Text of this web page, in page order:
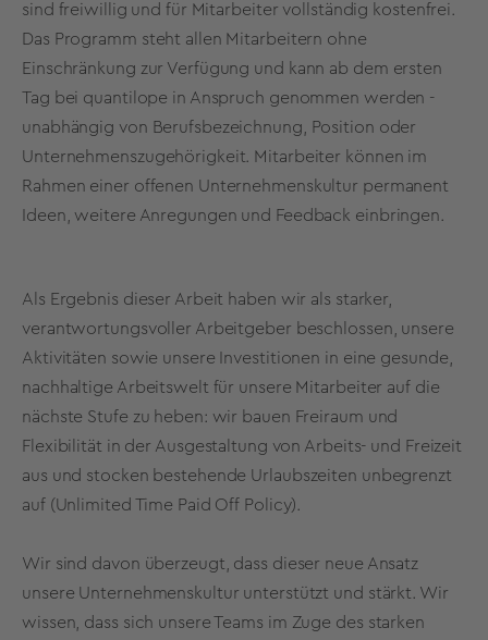
sind freiwillig und für Mitarbeiter vollständig kostenfrei.
Das Programm steht allen Mitarbeitern ohne
Einschränkung zur Verfügung und kann ab dem ersten
Tag bei quantilope in Anspruch genommen werden -
unabhängig von Berufsbezeichnung, Position oder
Unternehmenszugehörigkeit. Mitarbeiter können im
Rahmen einer offenen Unternehmenskultur permanent
Ideen, weitere Anregungen und Feedback einbringen.
Als Ergebnis dieser Arbeit haben wir als starker,
verantwortungsvoller Arbeitgeber beschlossen, unsere
Aktivitäten sowie unsere Investitionen in eine gesunde,
nachhaltige Arbeitswelt für unsere Mitarbeiter auf die
nächste Stufe zu heben: wir bauen Freiraum und
Flexibilität in der Ausgestaltung von Arbeits- und Freizeit
aus und stocken bestehende Urlaubszeiten unbegrenzt
auf (Unlimited Time Paid Off Policy).
Wir sind davon überzeugt, dass dieser neue Ansatz
unsere Unternehmenskultur unterstützt und stärkt. Wir
wissen, dass sich unsere Teams im Zuge des starken